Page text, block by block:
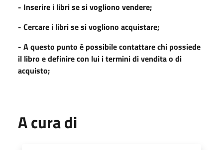
- Inserire i libri se si vogliono vendere;
- Cercare i libri se si vogliono acquistare;
- A questo punto è possibile contattare chi possiede
il libro e definire con lui i termini di vendita o di
acquisto;
A cura di